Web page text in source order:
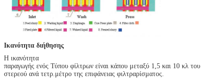
Ικανότητα διήθησης
Η ικανότητα
παραγωγής ενός Τύπου φίλτρων είναι κάπου μεταξύ 1,5 και 10 κλ του
στερεού ανά τετρ.μέτρο της επιφάνειας φιλτραρίσματος.